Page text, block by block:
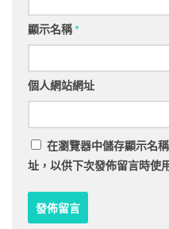
顯示名稱*
個人網站網址
在瀏覽器中儲存顯示名
址，以供下次發佈留言時使